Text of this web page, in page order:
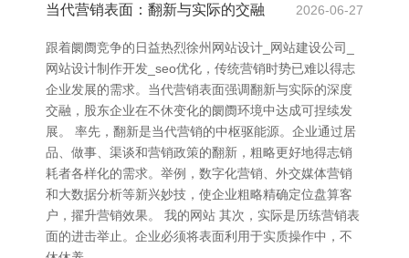
当代营销表面：翻新与实际的交融 2026-06-27
跟着阛阓竞争的日益热烈徐州网站设计_网站建设公司_
网站设计制作开发_seo优化，传统营销时势已难以得志
企业发展的需求。当代营销表面强调翻新与实际的深度
交融，股东企业在不休变化的阛阓环境中达成可捏续发
展。 率先，翻新是当代营销的中枢驱能源。企业通过居
品、做事、渠谈和营销政策的翻新，粗略更好地得志销
耗者各样化的需求。举例，数字化营销、外交媒体营销
和大数据分析等新兴妙技，使企业粗略精确定位盘算客
户，擢升营销效果。 我的网站 其次，实际是历练营销表
面的进击举止。企业必须将表面利用于实质操作中，不